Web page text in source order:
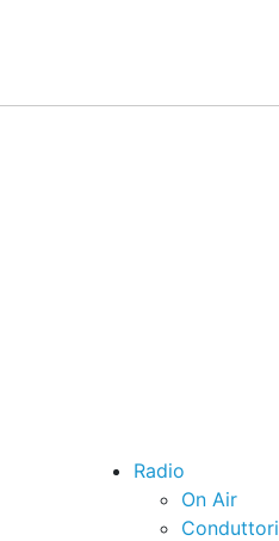
Radio
On Air
Conduttori